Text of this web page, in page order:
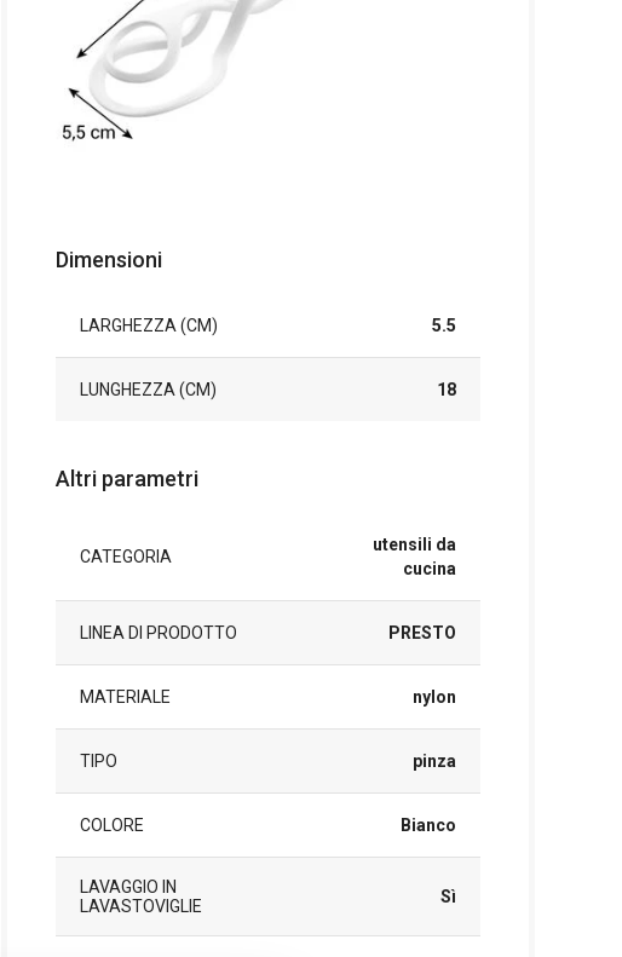
Dimensioni
LARGHEZZA (CM) 5.5
LUNGHEZZA (CM) 18
Altri parametri
CATEGORIA
utensili da
cucina
LINEA DI PRODOTTO PRESTO
MATERIALE nylon
TIPO pinza
COLORE Bianco
LAVAGGIO IN
LAVASTOVIGLIE
Sì